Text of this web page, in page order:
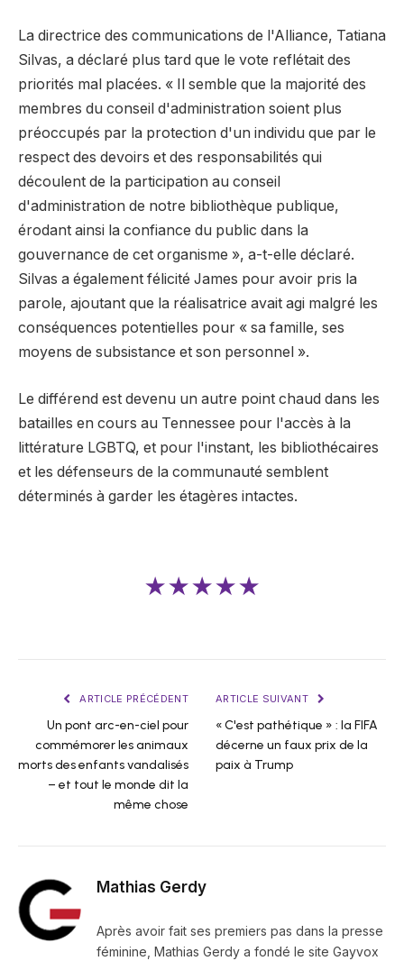
La directrice des communications de l'Alliance, Tatiana
Silvas, a déclaré plus tard que le vote reflétait des
priorités mal placées. « Il semble que la majorité des
membres du conseil d'administration soient plus
préoccupés par la protection d'un individu que par le
respect des devoirs et des responsabilités qui
découlent de la participation au conseil
d'administration de notre bibliothèque publique,
érodant ainsi la confiance du public dans la
gouvernance de cet organisme », a-t-elle déclaré.
Silvas a également félicité James pour avoir pris la
parole, ajoutant que la réalisatrice avait agi malgré les
conséquences potentielles pour « sa famille, ses
moyens de subsistance et son personnel ».
Le différend est devenu un autre point chaud dans les
batailles en cours au Tennessee pour l'accès à la
littérature LGBTQ, et pour l'instant, les bibliothécaires
et les défenseurs de la communauté semblent
déterminés à garder les étagères intactes.
★★★★★
ARTICLE PRÉCÉDENT
Un pont arc-en-ciel pour
commémorer les animaux
morts des enfants vandalisés
– et tout le monde dit la
même chose
ARTICLE SUIVANT
« C'est pathétique » : la FIFA
décerne un faux prix de la
paix à Trump
Mathias Gerdy
Après avoir fait ses premiers pas dans la presse
féminine, Mathias Gerdy a fondé le site Gayvox